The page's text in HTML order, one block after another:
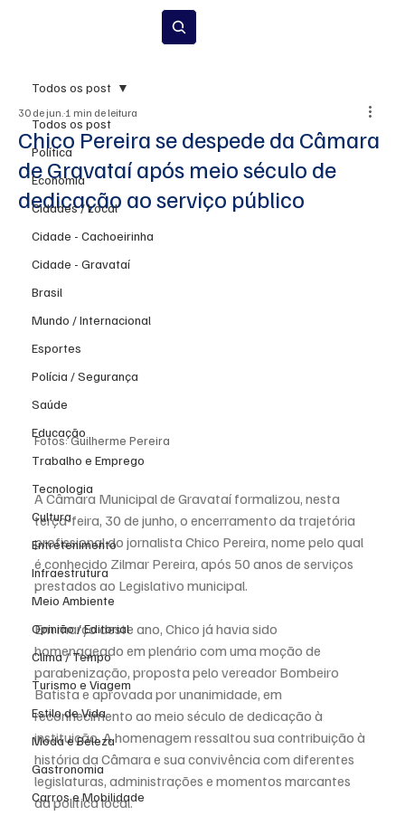
Todos os post
Política
Economia
Cidades / Local
Cidade - Cachoeirinha
Cidade - Gravataí
Brasil
Mundo / Internacional
Esportes
Polícia / Segurança
Saúde
Educação
Trabalho e Emprego
Tecnologia
Cultura
Entretenimento
Infraestrutura
Meio Ambiente
Opinião / Editorial
Clima / Tempo
Turismo e Viagem
Estilo de Vida
Moda e Beleza
Gastronomia
Carros e Mobilidade
Todos os post
Chico Pereira se despede da Câmara
de Gravataí após meio século de
dedicação ao serviço público
30 de jun. 1 min de leitura
Fotos: Guilherme Pereira
A Câmara Municipal de Gravataí formalizou, nesta
terça-feira, 30 de junho, o encerramento da trajetória
profissional do jornalista Chico Pereira, nome pelo qual
é conhecido Zilmar Pereira, após 50 anos de serviços
prestados ao Legislativo municipal.
Em março deste ano, Chico já havia sido
homenageado em plenário com uma moção de
parabenização, proposta pelo vereador Bombeiro
Batista e aprovada por unanimidade, em
reconhecimento ao meio século de dedicação à
instituição. A homenagem ressaltou sua contribuição à
história da Câmara e sua convivência com diferentes
legislaturas, administrações e momentos marcantes
da política local.